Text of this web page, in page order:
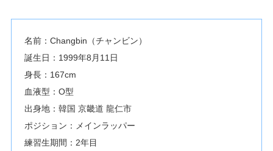
名前：Changbin（チャンビン）
誕生日：1999年8月11日
身長：167cm
血液型：O型
出身地：韓国 京畿道 龍仁市
ポジション：メインラッパー
練習生期間：2年目